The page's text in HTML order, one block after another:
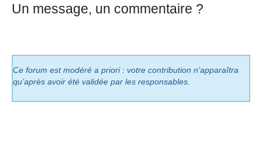
Un message, un commentaire ?
Ce forum est modéré a priori : votre contribution n’apparaîtra
qu’après avoir été validée par les responsables.